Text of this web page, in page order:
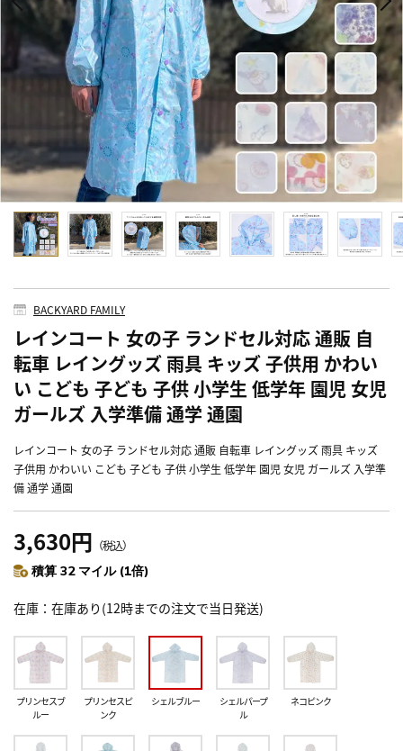
BACKYARD FAMILY
レインコート 女の子 ランドセル対応 通販 自
転車 レイングッズ 雨具 キッズ 子供用 かわい
い こども 子ども 子供 小学生 低学年 園児 女児
ガールズ 入学準備 通学 通園
レインコート 女の子 ランドセル対応 通販 自転車 レイングッズ 雨具 キッズ
子供用 かわいい こども 子ども 子供 小学生 低学年 園児 女児 ガールズ 入学準
備 通学 通園
3,630円 （税込）
積算 32 マイル (1倍)
在庫 在庫あり(12時までの注文で当日発送)
プリンセスブ
ルー
プリンセスピ
ンク
シェルブルー
シェルパープ
ル
ネコピンク